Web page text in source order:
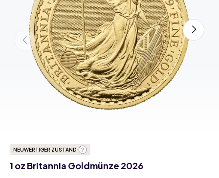
NEUWERTIGER ZUSTAND
1 oz Britannia Goldmünze 2026